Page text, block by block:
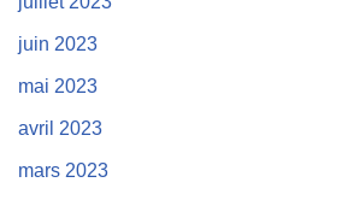
juin 2023
mai 2023
avril 2023
mars 2023